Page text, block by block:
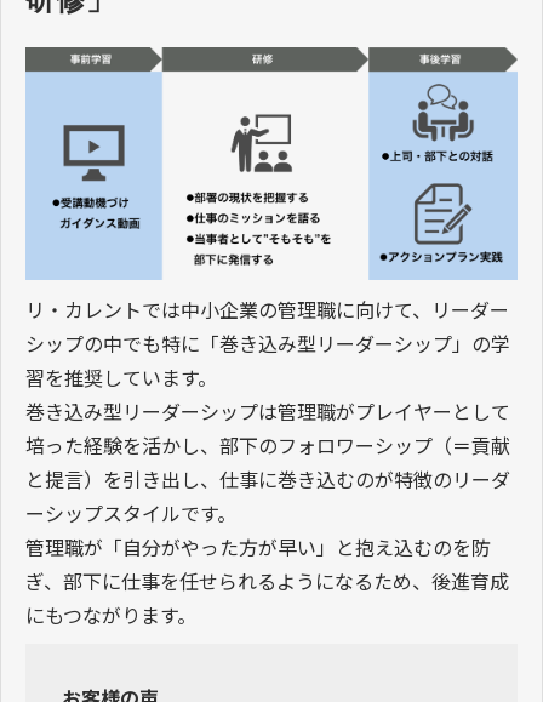
リ・カレントでは中小企業の管理職に向けて、リーダー
シップの中でも特に「巻き込み型リーダーシップ」の学
習を推奨しています。
巻き込み型リーダーシップは管理職がプレイヤーとして
培った経験を活かし、部下のフォロワーシップ（＝貢献
と提言）を引き出し、仕事に巻き込むのが特徴のリーダ
ーシップスタイルです。
管理職が「自分がやった方が早い」と抱え込むのを防
ぎ、部下に仕事を任せられるようになるため、後進育成
にもつながります。